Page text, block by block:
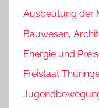
Ausbeutung der
Bauwesen,
Energie und
Freistaat